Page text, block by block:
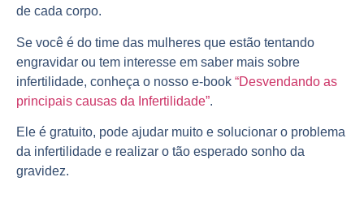
de cada corpo.
Se você é do time das mulheres que estão tentando
engravidar ou tem interesse em saber mais sobre
infertilidade, conheça o nosso e-book “Desvendando as
principais causas da Infertilidade”.
Ele é gratuito, pode ajudar muito e solucionar o problema
da infertilidade e realizar o tão esperado sonho da
gravidez.